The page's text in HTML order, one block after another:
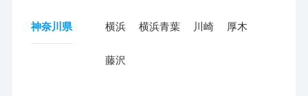
神奈川県 横浜 横浜青葉 川崎 厚木
藤沢